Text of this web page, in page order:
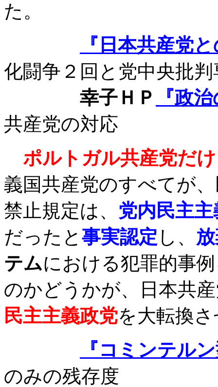
た。
『日本共産党
化闘争２回と党中央批
幸子ＨＰ
『政
共産党の対応
ポルトガル共産党だけ
義国共産党のすべてが
禁止規定は、 党内民主主
だったと 事実認定 し、
テムにおける犯罪的事
のかどうかが、日本共
民主主義政党を大転換
『コミンテル
のみの残存度